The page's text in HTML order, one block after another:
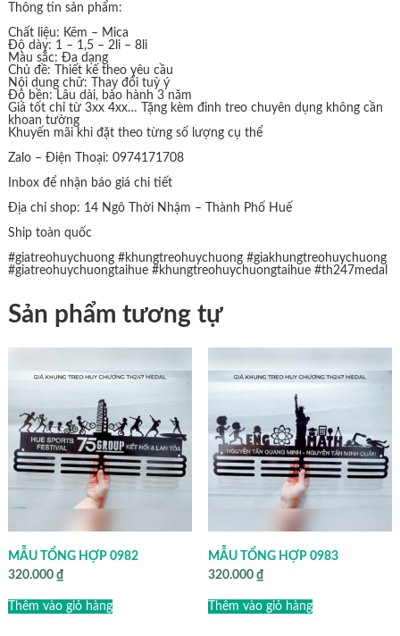
Thông tin sản phẩm:
Chất liệu: Kẽm – Mica
Độ dày: 1 – 1,5 – 2li – 8li
Màu sắc: Đa dạng
Chủ đề: Thiết kế theo yêu cầu
Nội dung chữ: Thay đổi tuỳ ý
Độ bền: Lâu dài, bảo hành 3 năm
Giá tốt chỉ từ 3xx 4xx… Tặng kèm đinh treo chuyên dụng không cần
khoan tường
Khuyến mãi khi đặt theo từng số lượng cụ thể
Zalo – Điện Thoại: 0974171708
Inbox để nhận báo giá chi tiết
Địa chỉ shop: 14 Ngô Thời Nhậm – Thành Phố Huế
Ship toàn quốc
#giatreohuychuong #khungtreohuychuong #giakhungtreohuychuong
#giatreohuychuongtaihue #khungtreohuychuongtaihue #th247medal
Sản phẩm tương tự
MẪU TỔNG HỢP 0982
320.000 ₫
Thêm vào giỏ hàng
MẪU TỔNG HỢP 0983
320.000 ₫
Thêm vào giỏ hàng